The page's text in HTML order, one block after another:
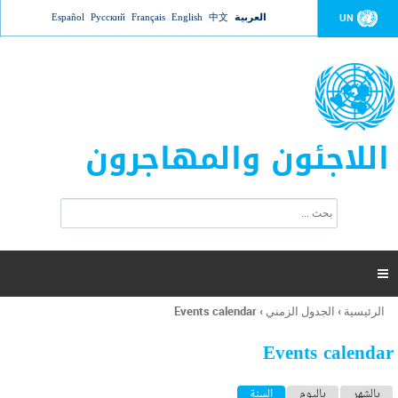
Jump to navigation UN العربية 中文
English
Français
Русский
Español
اللاجئون والمهاجرون
ت
ر
ل
ح
ب

أنت
هنا
الرئيسية › الجدول الزمني ›
Events calendar
Events calendar